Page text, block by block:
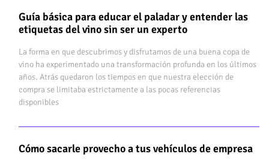
Guía básica para educar el paladar y entender las
etiquetas del vino sin ser un experto
La forma en que descubrimos y disfrutamos de una buena copa de
vino ha experimentado una transformación profunda en los últimos
años. Atrás quedaron los tiempos en que nuestra elección de
compra se limitaba estrictamente a las pocas referencias
disponibles
Cómo sacarle provecho a tus vehículos de empresa